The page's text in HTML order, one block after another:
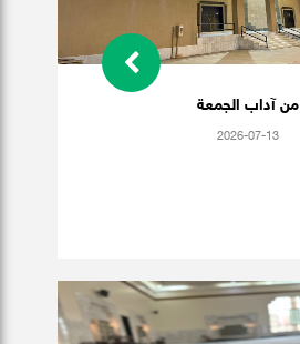
من آداب الجمعة
2026-07-13